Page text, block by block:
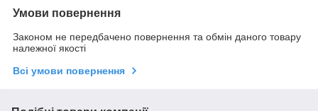
Умови повернення
Законом не передбачено повернення та обмін даного товару
належної якості
Всі умови повернення